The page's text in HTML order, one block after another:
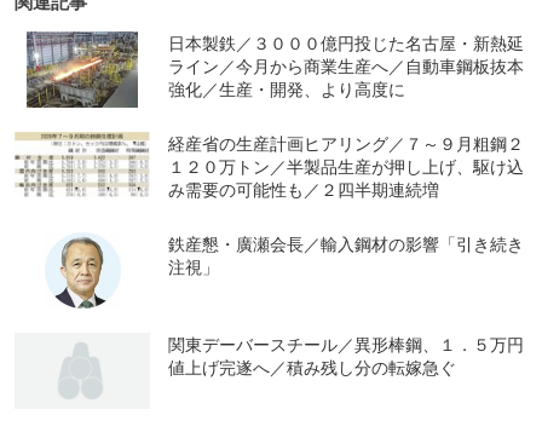
日本製鉄／３０００億円投じた名古屋・新熱延
ライン／今月から商業生産へ／自動車鋼板抜本
強化／生産・開発、より高度に
経産省の生産計画ヒアリング／７～９月粗鋼２
１２０万トン／半製品生産が押し上げ、駆け込
み需要の可能性も／２四半期連続増
鉄産懇・廣瀬会長／輸入鋼材の影響「引き続き
注視」
関東デーバースチール／異形棒鋼、１．５万円
値上げ完遂へ／積み残し分の転嫁急ぐ